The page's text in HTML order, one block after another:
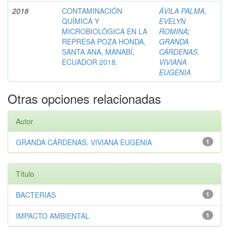
2018
CONTAMINACIÓN
QUÍMICA Y
MICROBIOLÓGICA EN LA
REPRESA POZA HONDA,
SANTA ANA, MANABÍ,
ECUADOR 2018.
ÁVILA PALMA,
EVELYN
ROMINA;
GRANDA
CÁRDENAS,
VIVIANA
EUGENIA
Otras opciones relacionadas
Autor
1
GRANDA CÁRDENAS, VIVIANA EUGENIA
Título
1
BACTERIAS
1
IMPACTO AMBIENTAL